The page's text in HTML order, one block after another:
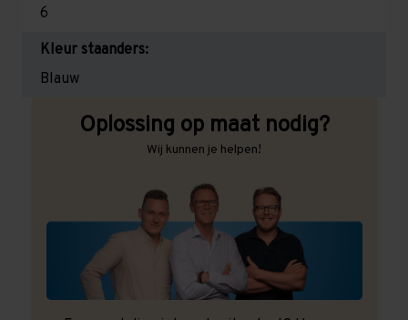
6
Kleur staanders:
Blauw
Oplossing op maat nodig?
Wij kunnen je helpen!